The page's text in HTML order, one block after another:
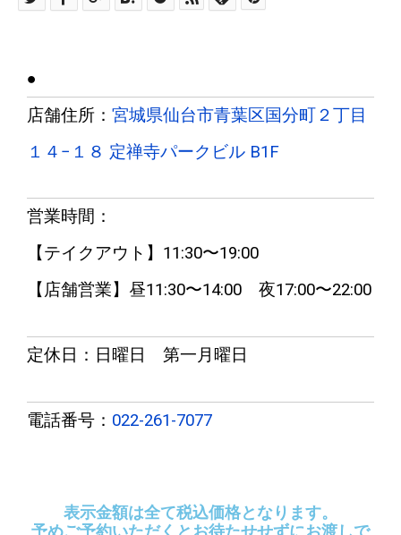
●
店舗住所： 宮城県仙台市青葉区国分町２丁目
１４−１８ 定禅寺パークビル B1F
営業時間：
【テイクアウト】11:30〜19:00
【店舗営業】昼11:30〜14:00 夜17:00〜22:00
定休日：日曜日 第一月曜日
電話番号： 022-261-7077
表示金額は全て税込価格となります。
予めご予約いただくとお待たせせずにお渡しで